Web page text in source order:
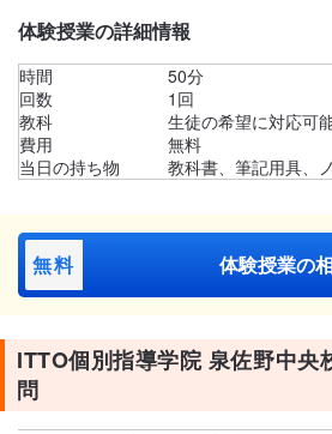
体験授業の詳細情報
時間
50分
回数
1回
教科
生徒の希望に対応可
費用
無料
当日の持ち物
教科書、筆記用具、
無料 体験授業の
ITTO個別指導学院 泉佐野中央
問